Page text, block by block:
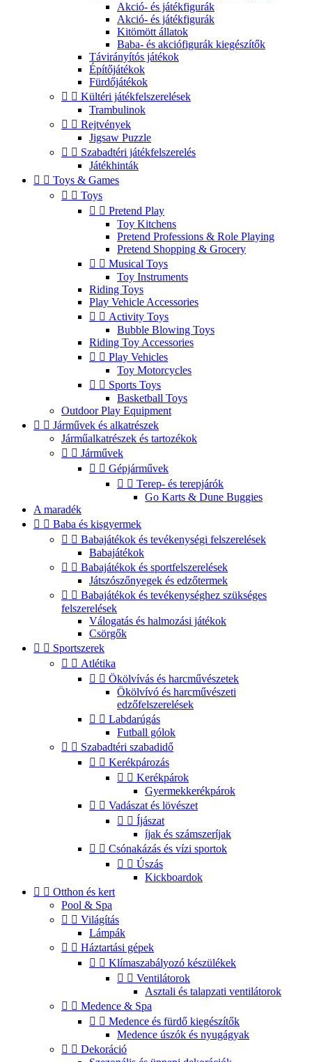
Akció- és játékfigurák
Akció- és játékfigurák
Kitömött állatok
Baba- és akciófigurák kiegészítők
Távirányítós játékok
Építőjátékok
Fürdőjátékok
  Kültéri játékfelszerelések
Trambulinok
  Rejtvények
Jigsaw Puzzle
  Szabadtéri játékfelszerelés
Játékhinták
  Toys & Games
  Toys
  Pretend Play
Toy Kitchens
Pretend Professions & Role Playing
Pretend Shopping & Grocery
  Musical Toys
Toy Instruments
Riding Toys
Play Vehicle Accessories
  Activity Toys
Bubble Blowing Toys
Riding Toy Accessories
  Play Vehicles
Toy Motorcycles
  Sports Toys
Basketball Toys
Outdoor Play Equipment
  Járművek és alkatrészek
Járműalkatrészek és tartozékok
  Járművek
  Gépjárművek
  Terep- és terepjárók
Go Karts & Dune Buggies
A maradék
  Baba és kisgyermek
  Babajátékok és tevékenységi felszerelések
Babajátékok
  Babajátékok és sportfelszerelések
Játszószőnyegek és edzőtermek
  Babajátékok és tevékenységhez szükséges
felszerelések
Válogatás és halmozási játékok
Csörgők
  Sportszerek
  Atlétika
  Ökölvívás és harcművészetek
Ökölvívó és harcművészeti
edzőfelszerelések
  Labdarúgás
Futball gólok
  Szabadtéri szabadidő
  Kerékpározás
  Kerékpárok
Gyermekkerékpárok
  Vadászat és lövészet
  Íjászat
íjak és számszeríjak
  Csónakázás és vízi sportok
  Úszás
Kickboardok
  Otthon és kert
Pool & Spa
  Világítás
Lámpák
  Háztartási gépek
  Klímaszabályozó készülékek
  Ventilátorok
Asztali és talapzati ventilátorok
  Medence & Spa
  Medence és fürdő kiegészítők
Medence úszók és nyugágyak
  Dekoráció